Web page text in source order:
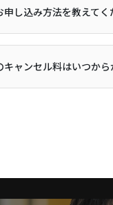
し込み方法を教えてく
キャンセル料はいつか